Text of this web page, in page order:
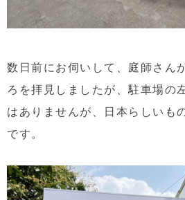
数日前にお伺いして、庭師さん
ろを拝見しましたが、駐車場の
はありませんが、日本らしいも
です。